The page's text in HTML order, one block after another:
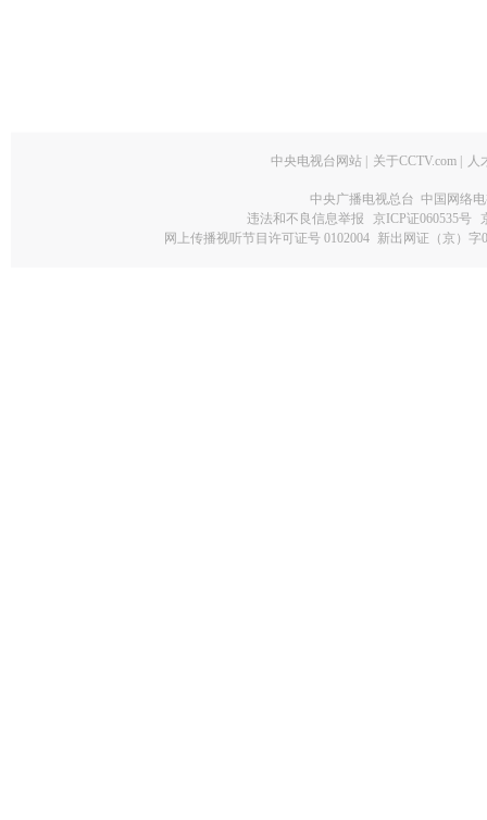
中央电视台网站 关于CCTV.com 人
中央广播电视总台 中国网络
违法和不良信息举报
京ICP证060535号
网上传播视听节目许可证号 0102004 新出网证（京）